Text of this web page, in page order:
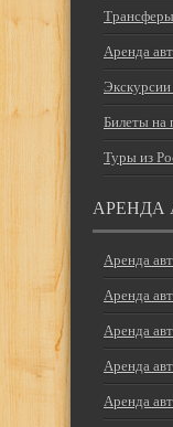
Аренда
Билеты на
Туры из
АРЕНДА
Аренда
Аренда
Аренда
Аренда
Аренда